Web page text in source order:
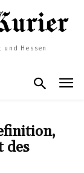
Hessen
des